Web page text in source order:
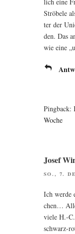
Strö­be­le
ter der
den. Das
wie eine
Pingback:
Woche
Josef
SO., 7.
Ich wer­de
chen…
vie­le H.-
schwarz-